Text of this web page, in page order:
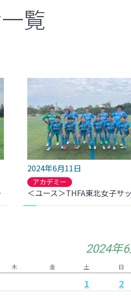
覧
お知らせ
2024年6月11日
アカデミー
2024年
木 金 土 日
1
2